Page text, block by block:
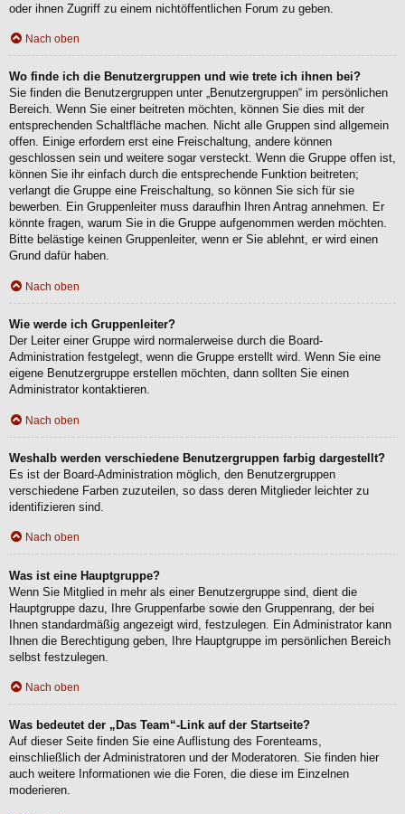
oder ihnen Zugriff zu einem nichtöffentlichen Forum zu geben.
Nach oben
Wo finde ich die Benutzergruppen und wie trete ich ihnen bei?
Sie finden die Benutzergruppen unter „Benutzergruppen“ im persönlichen
Bereich. Wenn Sie einer beitreten möchten, können Sie dies mit der
entsprechenden Schaltfläche machen. Nicht alle Gruppen sind allgemein
offen. Einige erfordern erst eine Freischaltung, andere können
geschlossen sein und weitere sogar versteckt. Wenn die Gruppe offen ist,
können Sie ihr einfach durch die entsprechende Funktion beitreten;
verlangt die Gruppe eine Freischaltung, so können Sie sich für sie
bewerben. Ein Gruppenleiter muss daraufhin Ihren Antrag annehmen. Er
könnte fragen, warum Sie in die Gruppe aufgenommen werden möchten.
Bitte belästige keinen Gruppenleiter, wenn er Sie ablehnt, er wird einen
Grund dafür haben.
Nach oben
Wie werde ich Gruppenleiter?
Der Leiter einer Gruppe wird normalerweise durch die Board-
Administration festgelegt, wenn die Gruppe erstellt wird. Wenn Sie eine
eigene Benutzergruppe erstellen möchten, dann sollten Sie einen
Administrator kontaktieren.
Nach oben
Weshalb werden verschiedene Benutzergruppen farbig dargestellt?
Es ist der Board-Administration möglich, den Benutzergruppen
verschiedene Farben zuzuteilen, so dass deren Mitglieder leichter zu
identifizieren sind.
Nach oben
Was ist eine Hauptgruppe?
Wenn Sie Mitglied in mehr als einer Benutzergruppe sind, dient die
Hauptgruppe dazu, Ihre Gruppenfarbe sowie den Gruppenrang, der bei
Ihnen standardmäßig angezeigt wird, festzulegen. Ein Administrator kann
Ihnen die Berechtigung geben, Ihre Hauptgruppe im persönlichen Bereich
selbst festzulegen.
Nach oben
Was bedeutet der „Das Team“-Link auf der Startseite?
Auf dieser Seite finden Sie eine Auflistung des Forenteams,
einschließlich der Administratoren und der Moderatoren. Sie finden hier
auch weitere Informationen wie die Foren, die diese im Einzelnen
moderieren.